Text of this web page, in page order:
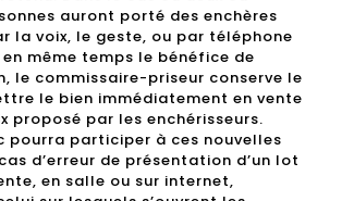
auront porté des enchères
la voix, le geste, ou par téléphone
même temps le bénéfice de
le commissaire-priseur conserve le
le bien immédiatement en vente
proposé par les enchérisseurs.
pourra participer à ces nouvelles
d’erreur de présentation d’un lot
en salle ou sur internet,